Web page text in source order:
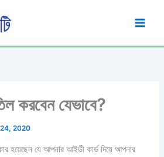
করবেন যেভাবে?
2020
হয়েছেন যে আপনার আইডী কার্ড দিয়ে আপনার